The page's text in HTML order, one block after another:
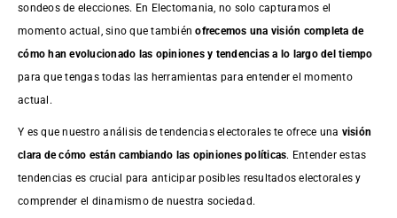
sondeos de elecciones. En Electomania, no solo capturamos el
momento actual, sino que tambiénofrecemos una visión completa de
cómo han evolucionado las opiniones y tendencias a lo largo del tiempo
para que tengas todas las herramientas para entender el momento
actual.
Y es que nuestro análisis de tendencias electorales te ofrece una visión
clara de cómo están cambiando las opiniones políticas. Entender estas
tendencias es crucial para anticipar posibles resultados electorales y
comprender el dinamismo de nuestra sociedad.